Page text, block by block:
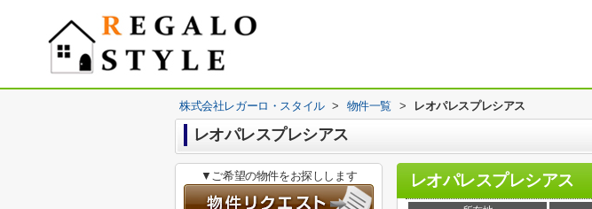
株式会社レガーロ・スタイル > 物件一覧 > レオパレスプレシアス
レオパレスプレシアス
レオパレスプレシアス
▼ご希望の物件をお探しします